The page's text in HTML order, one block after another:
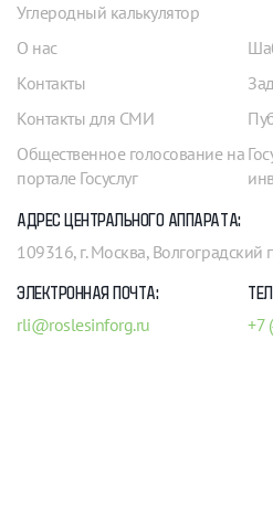
Углеродный калькулятор
О нас
Контакты
Контакты для СМИ
Общественное голосование на
портале Госуслуг
АДРЕС ЦЕНТРАЛЬНОГО АППАРАТА:
109316, г. Москва, Волгоградский
ЭЛЕКТРОННАЯ ПОЧТА:
rli@roslesinforg.ru +7